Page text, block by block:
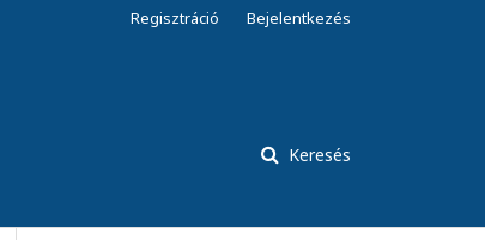
Keresés
Regisztráció Bejelentkezés